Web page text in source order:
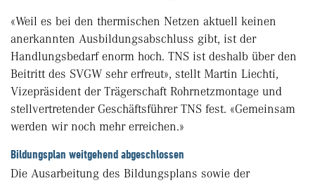
«Weil es bei den thermischen Netzen aktuell keinen
anerkannten Ausbildungsabschluss gibt, ist der
Handlungsbedarf enorm hoch. TNS ist deshalb über den
Beitritt des SVGW sehr erfreut», stellt Martin Liechti,
Vizepräsident der Trägerschaft Rohrnetzmontage und
stellvertretender Geschäftsführer TNS fest. «Gemeinsam
werden wir noch mehr erreichen.»
Bildungsplan weitgehend abgeschlossen
Die Ausarbeitung des Bildungsplans sowie der